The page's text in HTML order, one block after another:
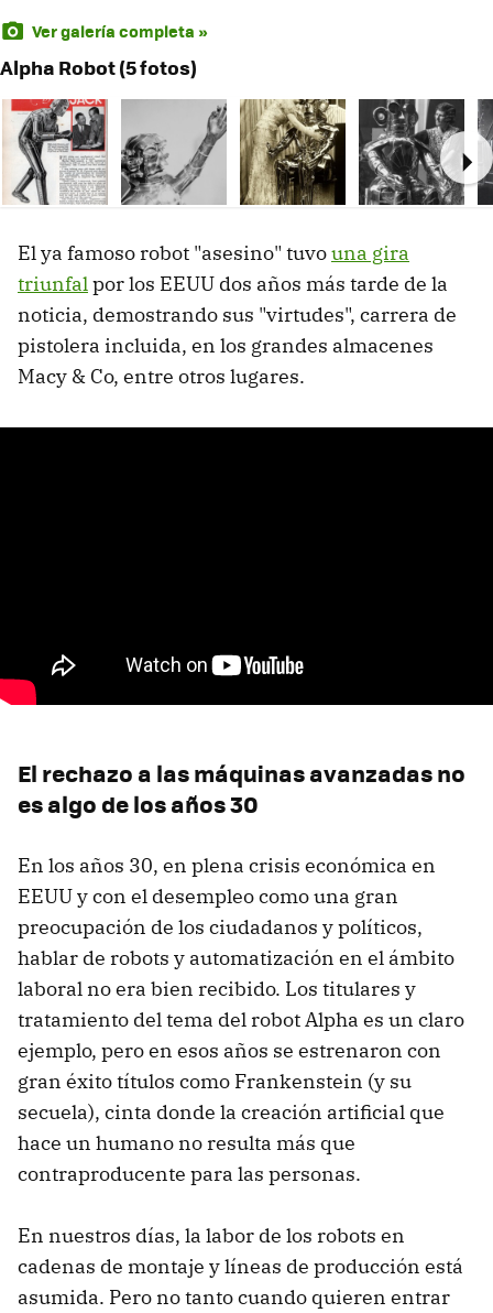
Ver galería completa »
Alpha Robot (5 fotos)
El ya famoso robot "asesino" tuvouna gira
triunfalpor los EEUU dos años más tarde de la
noticia, demostrando sus "virtudes", carrera de
pistolera incluida, en los grandes almacenes
Macy & Co, entre otros lugares.
El rechazo a las máquinas avanzadas no
es algo de los años 30
En los años 30, en plena crisis económica en
EEUU y con el desempleo como una gran
preocupación de los ciudadanos y políticos,
hablar de robots y automatización en el ámbito
laboral no era bien recibido. Los titulares y
tratamiento del tema del robot Alpha es un claro
ejemplo, pero en esos años se estrenaron con
gran éxito títulos como Frankenstein (y su
secuela), cinta donde la creación artificial que
hace un humano no resulta más que
contraproducente para las personas.
En nuestros días, la labor de los robots en
cadenas de montaje y líneas de producción está
asumida. Pero no tanto cuando quieren entrar